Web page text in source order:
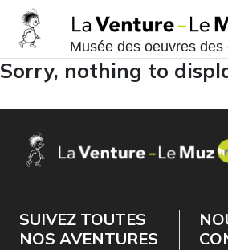
Musée des oeuvres des
Sorry, nothing to
SUIVEZ TOUTES
NOS AVENTURES